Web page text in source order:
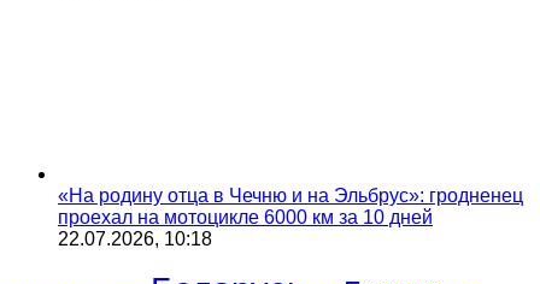
«На родину отца в Чечню и на Эльбрус»: гродненец
проехал на мотоцикле 6000 км за 10 дней
22.07.2026, 10:18